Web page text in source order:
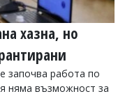
хазна, но
започва работа по
няма възможност за